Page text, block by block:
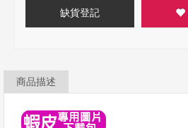
缺貨登記
商品描述